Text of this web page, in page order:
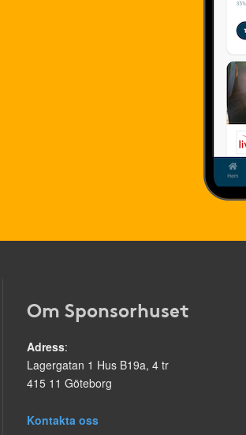
Om Sponsorhuset
Adress:
Lagergatan 1 Hus B19a, 4 tr
415 11 Göteborg
Kontakta oss